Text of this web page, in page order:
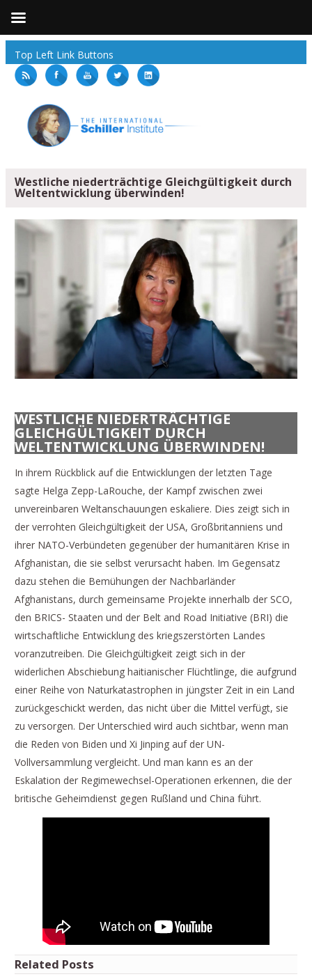
Top Left Link Buttons
Westliche niederträchtige Gleichgültigkeit durch
Weltentwicklung überwinden!
WESTLICHE NIEDERTRÄCHTIGE
GLEICHGÜLTIGKEIT DURCH
WELTENTWICKLUNG ÜBERWINDEN!
In ihrem Rückblick auf die Entwicklungen der letzten Tage
sagte Helga Zepp-LaRouche, der Kampf zwischen zwei
unvereinbaren Weltanschauungen eskaliere. Dies zeigt sich in
der verrohten Gleichgültigkeit der USA, Großbritanniens und
ihrer NATO-Verbündeten gegenüber der humanitären Krise in
Afghanistan, die sie selbst verursacht haben. Im Gegensatz
dazu stehen die Bemühungen der Nachbarländer
Afghanistans, durch gemeinsame Projekte innerhalb der SCO,
den BRICS- Staaten und der Belt and Road Initiative (BRI) die
wirtschaftliche Entwicklung des kriegszerstörten Landes
voranzutreiben. Die Gleichgültigkeit zeigt sich in der
widerlichen Abschiebung haitianischer Flüchtlinge, die aufgrund
einer Reihe von Naturkatastrophen in jüngster Zeit in ein Land
zurückgeschickt werden, das nicht über die Mittel verfügt, sie
zu versorgen. Der Unterschied wird auch sichtbar, wenn man
die Reden von Biden und Xi Jinping auf der UN-
Vollversammlung vergleicht. Und man kann es an der
Eskalation der Regimewechsel-Operationen erkennen, die der
britische Geheimdienst gegen Rußland und China führt.
Related Posts